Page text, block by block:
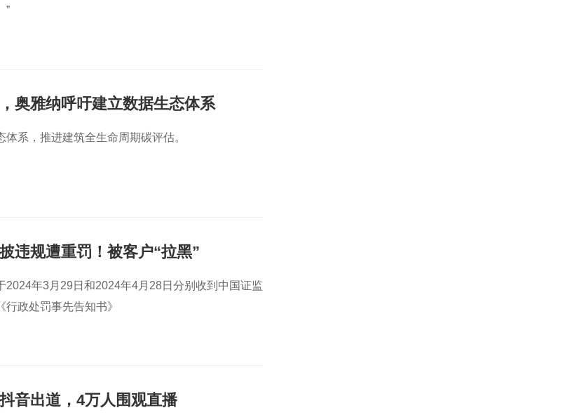
”
奥雅纳呼吁建立数据生态体系
系，推进建筑全生命周期碳评估。
违规遭重罚！被客户“拉黑”
2024年3月29日和2024年4月28日分别收到中国证监
政处罚事先告知书》
音出道，4万人围观直播